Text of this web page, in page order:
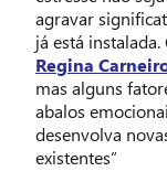
agravar
já está
Regina
mas alguns
abalos
desenvolva
existentes”